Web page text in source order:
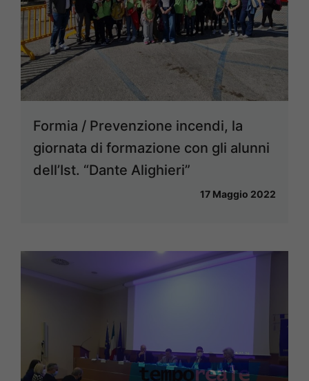
Formia / Prevenzione incendi, la
giornata di formazione con gli alunni
dell’Ist. “Dante Alighieri”
17 Maggio 2022